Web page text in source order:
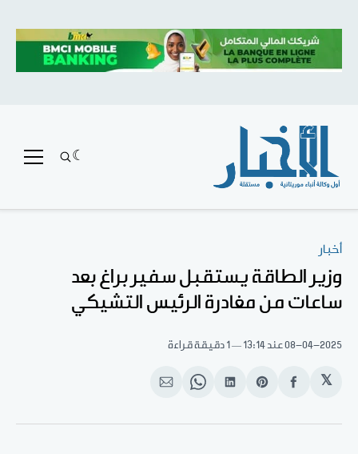
أخبار
وزير الطاقة يستقبل سفير براغ بعد
ساعات من مغادرة الرئيس التشيكي
08-04-2025عند 13:14 1 دقيقة قراءة
𝕏
انشر
الفيسبوك
Share
Pinterest
انشر
لينكد
Share
WhatsApp
انشر
الإيميل